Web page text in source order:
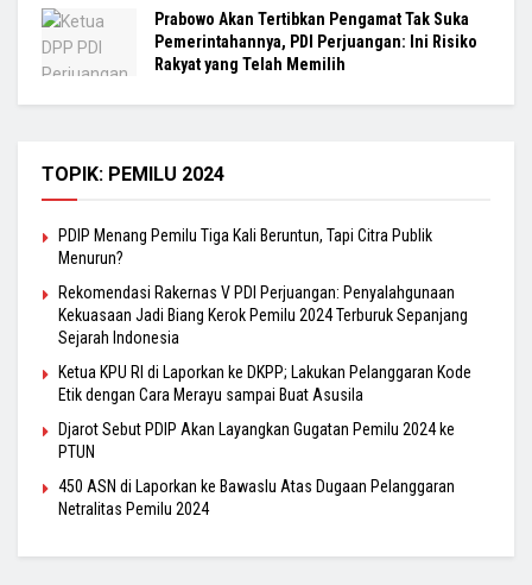
Prabowo Akan Tertibkan Pengamat Tak Suka
Pemerintahannya, PDI Perjuangan: Ini Risiko
Rakyat yang Telah Memilih
TOPIK: PEMILU 2024
PDIP Menang Pemilu Tiga Kali Beruntun, Tapi Citra Publik
Menurun?
Rekomendasi Rakernas V PDI Perjuangan: Penyalahgunaan
Kekuasaan Jadi Biang Kerok Pemilu 2024 Terburuk Sepanjang
Sejarah Indonesia
Ketua KPU RI di Laporkan ke DKPP; Lakukan Pelanggaran Kode
Etik dengan Cara Merayu sampai Buat Asusila
Djarot Sebut PDIP Akan Layangkan Gugatan Pemilu 2024 ke
PTUN
450 ASN di Laporkan ke Bawaslu Atas Dugaan Pelanggaran
Netralitas Pemilu 2024